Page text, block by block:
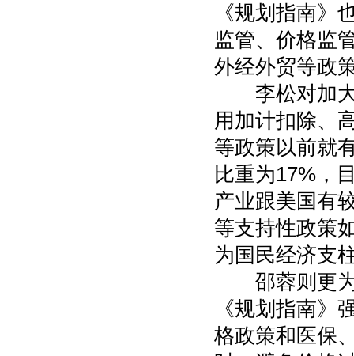
《规划指南》
监管、价格监
外经外贸等政
李松对加大
用加计扣除、
等政策以前就
比重为17%，
产业跟美国有
等支持性政策
为国民经济支
邵蓉则更为
《规划指南》
格政策和医保